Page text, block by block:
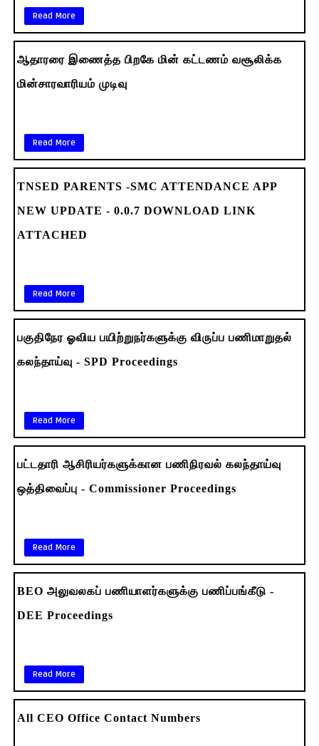
Read More
ஆதாரரை இணைத்த பிறகே மின் கட்டணம் வசூலிக்க
மின்சாரவாரியம் முடிவு
Read More
TNSED PARENTS -SMC ATTENDANCE APP
NEW UPDATE - 0.0.7 DOWNLOAD LINK
ATTACHED
Read More
பகுதிநேர ஓவிய பயிற்றுநர்களுக்கு விருப்ப பணிமாறுதல்
கலந்தாய்வு - SPD Proceedings
Read More
பட்டதாரி ஆசிரியர்களுக்கான பணிநிரவல் கலந்தாய்வு
ஒத்திவைப்பு - Commissioner Proceedings
Read More
BEO அலுவலகப் பணியாளர்களுக்கு பணிப்பங்கீடு -
DEE Proceedings
Read More
All CEO Office Contact Numbers